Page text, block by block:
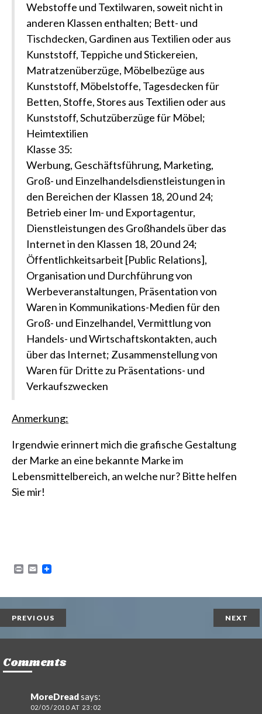
Webstoffe und Textilwaren, soweit nicht in
anderen Klassen enthalten; Bett- und
Tischdecken, Gardinen aus Textilien oder aus
Kunststoff, Teppiche und Stickereien,
Matratzenüberzüge, Möbelbezüge aus
Kunststoff, Möbelstoffe, Tagesdecken für
Betten, Stoffe, Stores aus Textilien oder aus
Kunststoff, Schutzüberzüge für Möbel;
Heimtextilien
Klasse 35:
Werbung, Geschäftsführung, Marketing,
Groß- und Einzelhandelsdienstleistungen in
den Bereichen der Klassen 18, 20 und 24;
Betrieb einer Im- und Exportagentur,
Dienstleistungen des Großhandels über das
Internet in den Klassen 18, 20 und 24;
Öffentlichkeitsarbeit [Public Relations],
Organisation und Durchführung von
Werbeveranstaltungen, Präsentation von
Waren in Kommunikations-Medien für den
Groß- und Einzelhandel, Vermittlung von
Handels- und Wirtschaftskontakten, auch
über das Internet; Zusammenstellung von
Waren für Dritte zu Präsentations- und
Verkaufszwecken
Anmerkung:
Irgendwie erinnert mich die grafische Gestaltung
der Marke an eine bekannte Marke im
Lebensmittelbereich, an welche nur? Bitte helfen
Sie mir!
P
n
E
i
PREVIOUS NEXT
Comments
MoreDreadsays:
02/05/2010 AT 23:02